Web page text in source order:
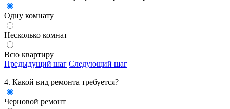
Одну комнату
Несколько комнат
Всю квартиру
Предыдущий шаг Следующий шаг
4. Какой вид ремонта требуется?
Черновой ремонт